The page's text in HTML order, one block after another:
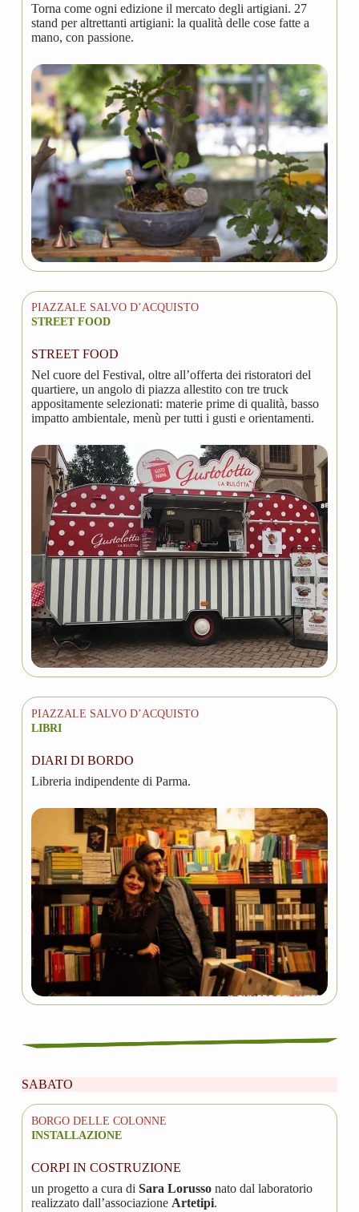
Torna come ogni edizione il mercato degli artigiani. 27
stand per altrettanti artigiani: la qualità delle cose fatte a
mano, con passione.
PIAZZALE SALVO D’ACQUISTO
STREET FOOD
STREET FOOD
Nel cuore del Festival, oltre all’offerta dei ristoratori del
quartiere, un angolo di piazza allestito con tre truck
appositamente selezionati: materie prime di qualità, basso
impatto ambientale, menù per tutti i gusti e orientamenti.
PIAZZALE SALVO D’ACQUISTO
LIBRI
DIARI DI BORDO
Libreria indipendente di Parma.
SABATO
BORGO DELLE COLONNE
INSTALLAZIONE
CORPI IN COSTRUZIONE
un progetto a cura di Sara Lorussonato dal laboratorio
realizzato dall’associazione Artetipi.